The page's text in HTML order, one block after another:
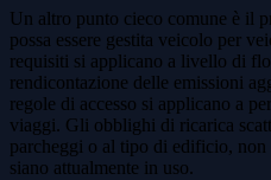
Un altro punto cieco comune è il
possa essere gestita veicolo per
requisiti si applicano a livello di
rendicontazione delle emissioni
regole di accesso si applicano a
viaggi. Gli obblighi di ricarica
parcheggi o al tipo di edificio,
siano attualmente in uso.